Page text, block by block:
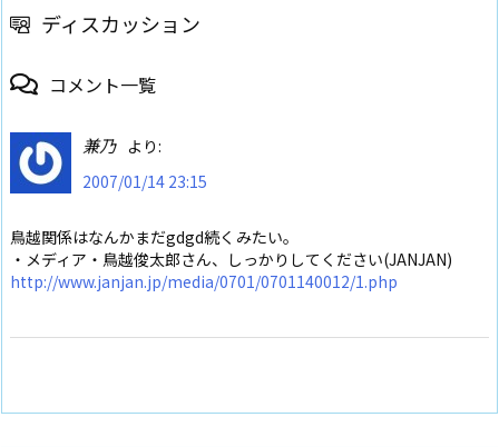
ディスカッション
コメント一覧
兼乃 より:
2007/01/14 23:15
鳥越関係はなんかまだgdgd続くみたい。
・メディア・鳥越俊太郎さん、しっかりしてください(JANJAN)
http://www.janjan.jp/media/0701/0701140012/1.php